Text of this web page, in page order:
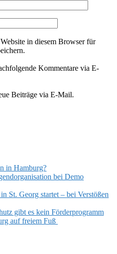
in diesem Browser für
Kommentare via E-
Beiträge via E-Mail.
in Hamburg?
bei Demo
St. Georg startet – bei Verstößen
gibt es kein Förderprogramm
auf freiem Fuß